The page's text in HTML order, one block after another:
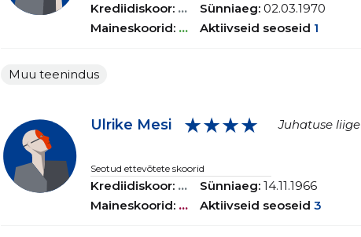
Krediidiskoor: ...
Maineskoorid: ...
Sünniaeg: 02.03.1970
Aktiivseid seoseid 1
Muu teenindus
Ulrike Mesi ★★★★ Juhatuse liige
Seotud ettevõtete skoorid
Krediidiskoor: ...
Maineskoorid: ...
Sünniaeg: 14.11.1966
Aktiivseid seoseid 3